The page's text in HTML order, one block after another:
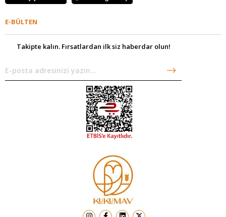
E-BÜLTEN
Takipte kalın. Fırsatlardan ilk siz haberdar olun!